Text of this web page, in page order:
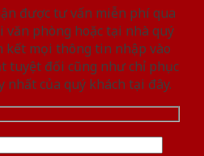
được tư vấn miễn phí qua
phòng hoặc tại nhà quý
kết mọi thông tin nhập vào
tuyệt đối cũng như chỉ phục
nhất của quý khách tại đây.